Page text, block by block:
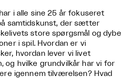
i alle sine 25 år fokuseret
samtidskunst, der sætter
store spørgsmål og dybe
i spil. Hvordan er vi
hvordan lever vi livet
og hvilke grundvilkår har vi for
igennem tilværelsen? Hvad